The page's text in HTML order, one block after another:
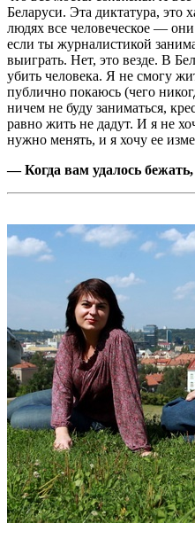
Беларуси. Эта диктатура, это
людях все человеческое —
если ты журналистикой
выиграть. Нет, это везде. В
убить человека. Я не смогу
публично покаюсь (чего
ничем не буду заниматься,
равно жить не дадут. И я не
нужно менять, и я хочу ее
— Когда вам удалось